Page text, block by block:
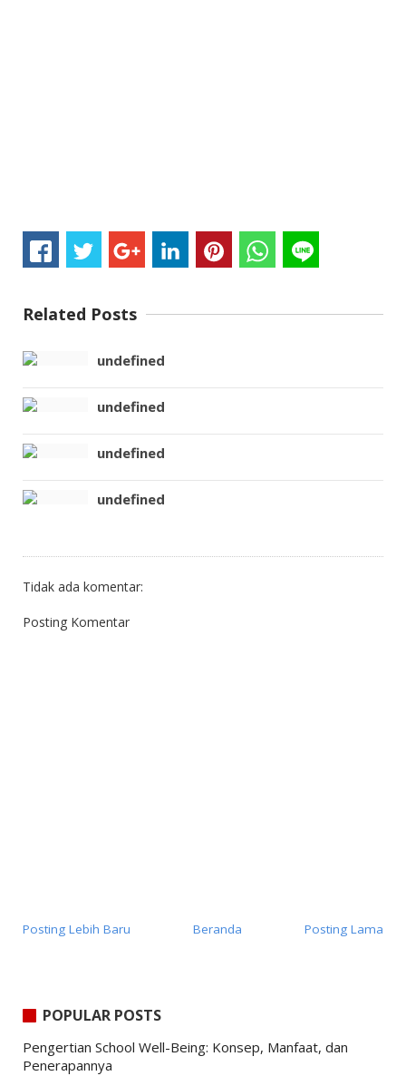
Related Posts
undefined
undefined
undefined
undefined
Tidak ada komentar:
Posting Komentar
Posting Lebih Baru Posting Lama
Beranda
POPULAR POSTS
Pengertian School Well-Being: Konsep, Manfaat, dan
Penerapannya